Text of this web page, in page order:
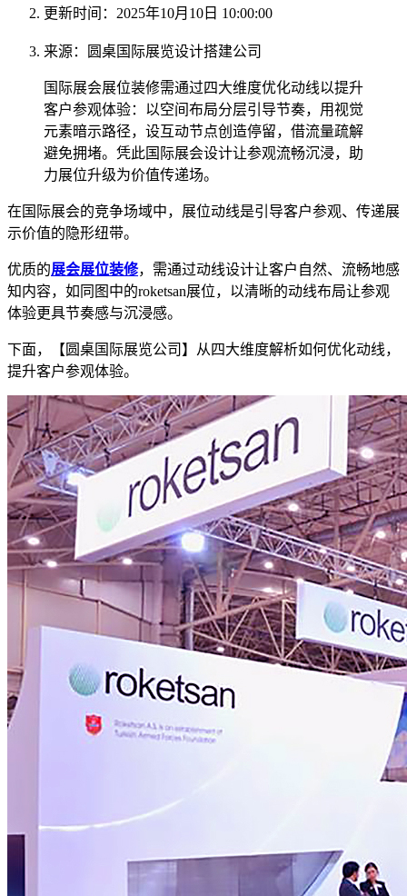
更新时间：2025年10月10日 10:00:00
来源：圆桌国际展览设计搭建公司
国际展会展位装修需通过四大维度优化动线以提升
客户参观体验：以空间布局分层引导节奏，用视觉
元素暗示路径，设互动节点创造停留，借流量疏解
避免拥堵。凭此国际展会设计让参观流畅沉浸，助
力展位升级为价值传递场。
在国际展会的竞争场域中，展位动线是引导客户参观、传递展
示价值的隐形纽带。
优质的展会展位装修，需通过动线设计让客户自然、流畅地感
知内容，如同图中的roketsan展位，以清晰的动线布局让参观
体验更具节奏感与沉浸感。
下面，【圆桌国际展览公司】从四大维度解析如何优化动线，
提升客户参观体验。